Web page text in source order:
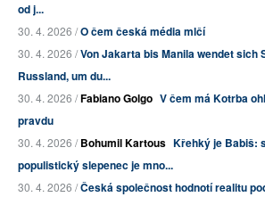
od j...
30. 4. 2026 /O čem česká média mlčí
30. 4. 2026 /Von Jakarta bis Manila wendet sich
Russland, um du...
30. 4. 2026 /Fabiano Golgo V čem má Kotrba
pravdu
30. 4. 2026 /Bohumil Kartous Křehký je Babiš:
populistický slepenec je mno...
30. 4. 2026 /Česká společnost hodnotí realitu